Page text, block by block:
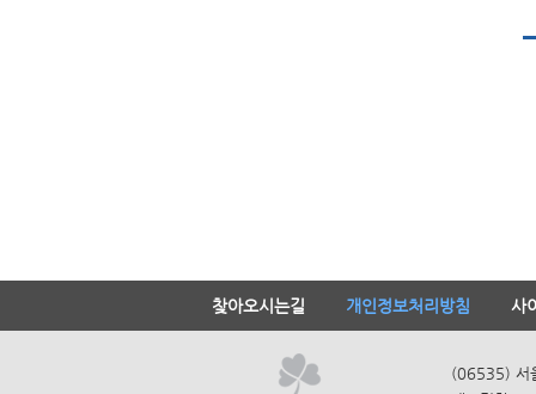
찾아오시는길 개인정보처리방침 사
(06535) 서